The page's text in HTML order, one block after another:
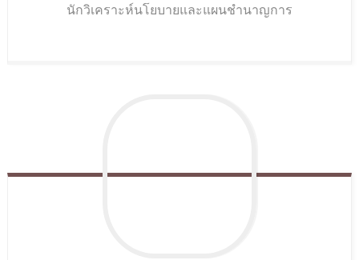
นักวิเคราะห์นโยบายและแผนชำนาญการ